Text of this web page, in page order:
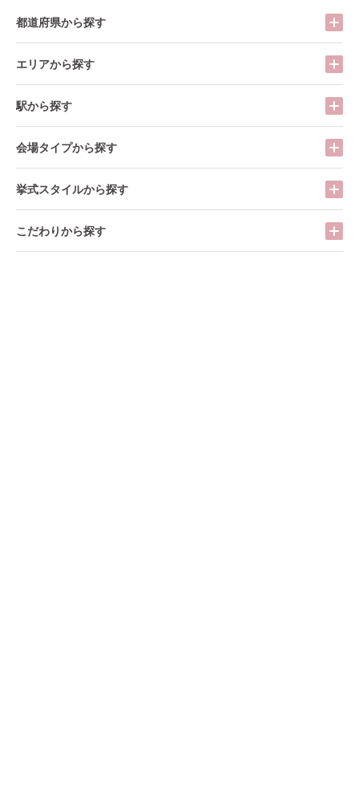
都道府県から探す
エリアから探す
駅から探す
会場タイプから探す
挙式スタイルから探す
こだわりから探す